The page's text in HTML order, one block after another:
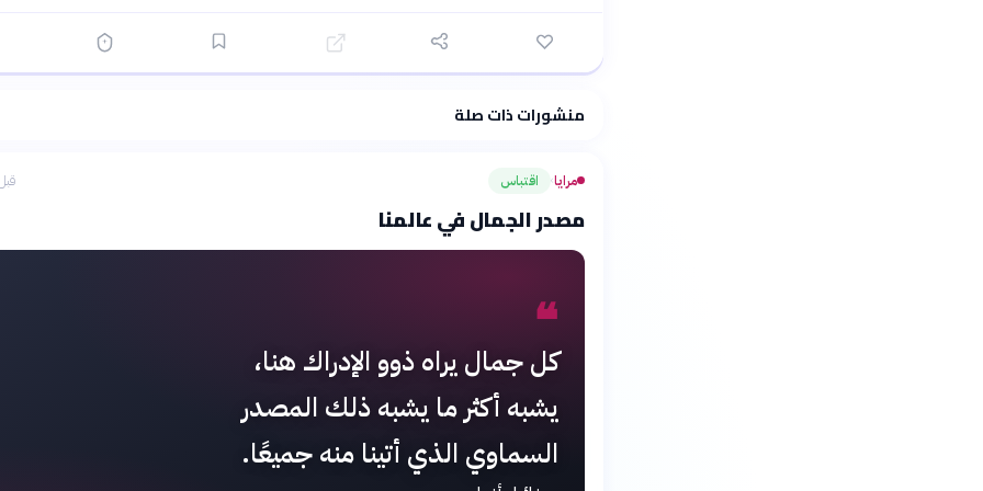
منشورات ذات صلة
مرايا› اقتباس قبل 41
مصدر الجمال في عالمنا
❝
كل جمال يراه ذوو الإدراك هنا،
يشبه أكثر ما يشبه ذلك المصدر
السماوي الذي أتينا منه جميعًا.